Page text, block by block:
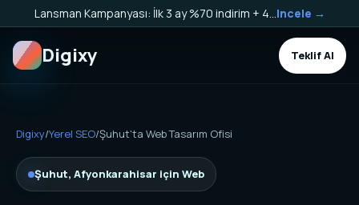
Incele →
Digixy Teklif Al
Digixy/Yerel SEO/Şuhut'ta Web Tasarım Ofisi
Şuhut, Afyonkarahisar için Web